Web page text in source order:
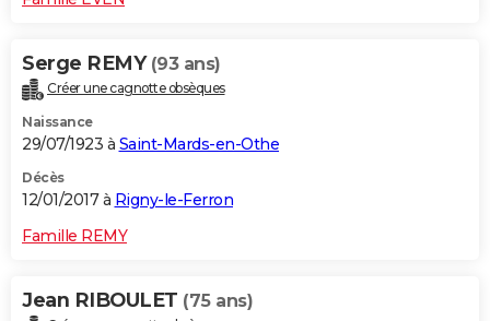
Serge REMY (93 ans)
Créer une cagnotte obsèques
Naissance
29/07/1923 à Saint-Mards-en-Othe
Décès
12/01/2017 à Rigny-le-Ferron
Famille REMY
Jean RIBOULET (75 ans)